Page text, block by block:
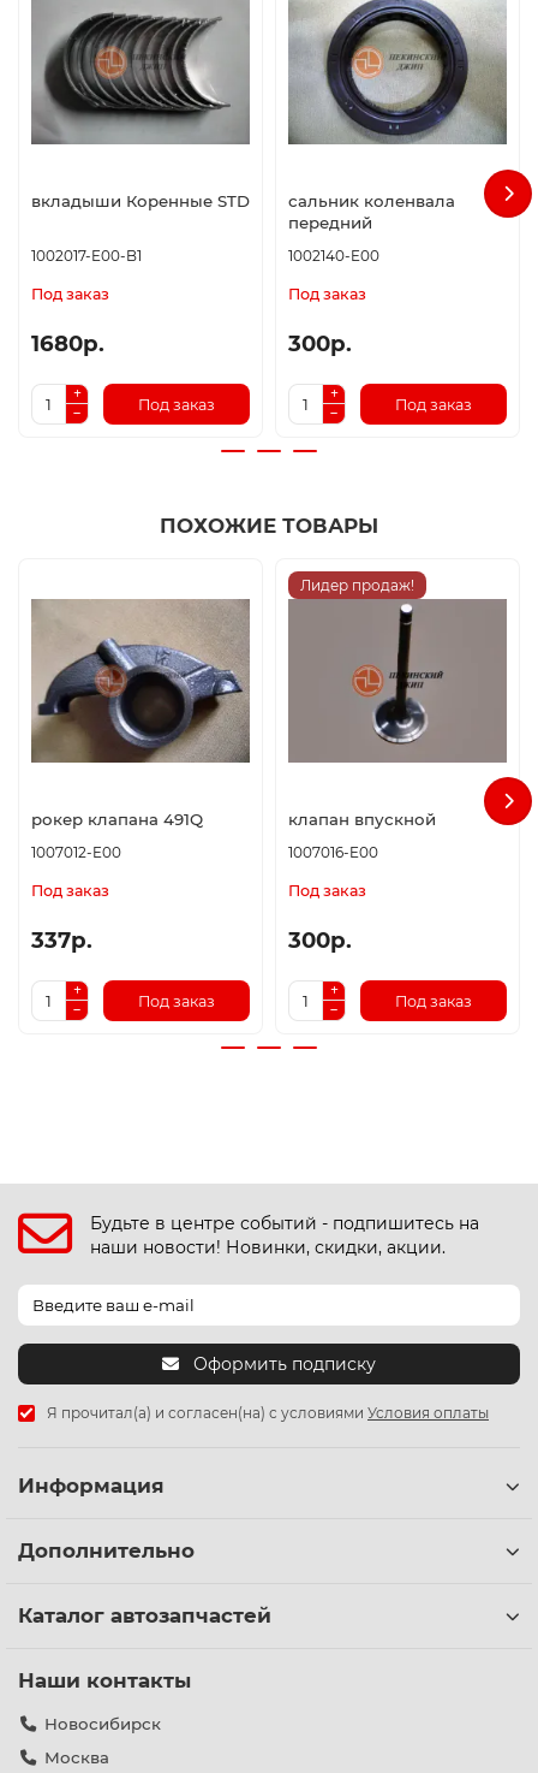
вкладыши Коренные STD
1002017-E00-B1
Под заказ
1680р.
Под заказ
сальник коленвала
передний
1002140-E00
Под заказ
300р.
Под заказ
ПОХОЖИЕ ТОВАРЫ
рокер клапана 491Q
1007012-E00
Под заказ
337р.
Под заказ
Лидер продаж!
клапан впускной
1007016-E00
Под заказ
300р.
Под заказ
Будьте в центре событий - подпишитесь на
наши новости! Новинки, скидки, акции.
Оформить подписку
Я прочитал(а) и согласен(на) с условиями Условия оплаты
Информация
Дополнительно
Каталог автозапчастей
Наши контакты
Новосибирск
Москва